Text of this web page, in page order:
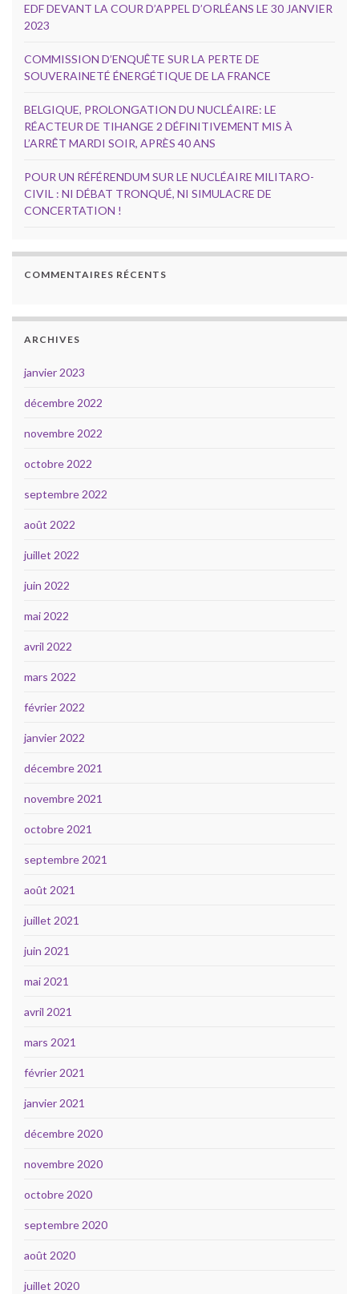
EDF DEVANT LA COUR D’APPEL D’ORLÉANS LE 30 JANVIER
2023
COMMISSION D’ENQUÊTE SUR LA PERTE DE
SOUVERAINETÉ ÉNERGÉTIQUE DE LA FRANCE
BELGIQUE, PROLONGATION DU NUCLÉAIRE: LE
RÉACTEUR DE TIHANGE 2 DÉFINITIVEMENT MIS À
L’ARRÊT MARDI SOIR, APRÈS 40 ANS
POUR UN RÉFÉRENDUM SUR LE NUCLÉAIRE MILITARO-
CIVIL : NI DÉBAT TRONQUÉ, NI SIMULACRE DE
CONCERTATION !
COMMENTAIRES RÉCENTS
ARCHIVES
janvier 2023
décembre 2022
novembre 2022
octobre 2022
septembre 2022
août 2022
juillet 2022
juin 2022
mai 2022
avril 2022
mars 2022
février 2022
janvier 2022
décembre 2021
novembre 2021
octobre 2021
septembre 2021
août 2021
juillet 2021
juin 2021
mai 2021
avril 2021
mars 2021
février 2021
janvier 2021
décembre 2020
novembre 2020
octobre 2020
septembre 2020
août 2020
juillet 2020